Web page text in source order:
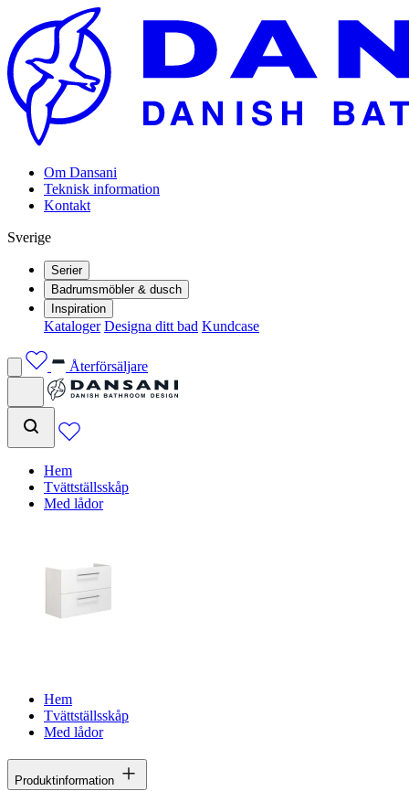
Om Dansani
Teknisk information
Kontakt
Sverige
Serier
Badrumsmöbler & dusch
Inspiration
Kataloger Designa ditt bad Kundcase
Återförsäljare
Hem
Tvättställsskåp
Med lådor
Hem
Tvättställsskåp
Med lådor
Produktinformation